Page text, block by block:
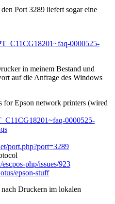
Port 3289 liefert sogar eine
0000525-
in meinem Bestand und
auf die Anfrage des Windows
for Epson network printers (wired
0000525-
port.php?port=3289
php/issues/923
epson-stuff
Druckern im lokalen